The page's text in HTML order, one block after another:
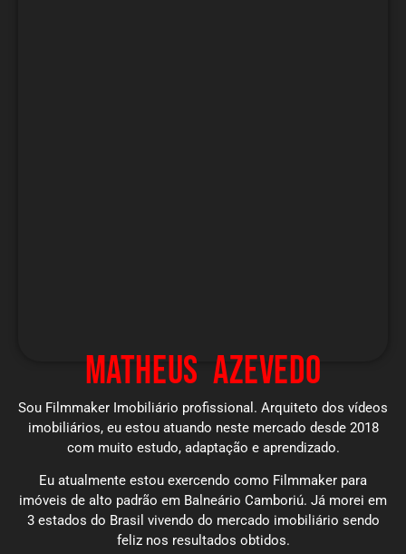
MATHEUS AZEVEDO
Sou Filmmaker Imobiliário profissional. Arquiteto dos vídeos
imobiliários, eu estou atuando neste mercado desde 2018
com muito estudo, adaptação e aprendizado.
Eu atualmente estou exercendo como Filmmaker para
imóveis de alto padrão em Balneário Camboriú. Já morei em
3 estados do Brasil vivendo do mercado imobiliário sendo
feliz nos resultados obtidos.